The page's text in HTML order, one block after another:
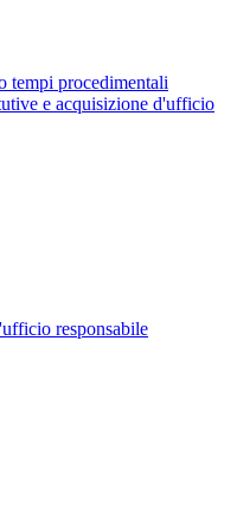
tempi procedimentali
e acquisizione d'ufficio
responsabile